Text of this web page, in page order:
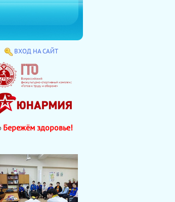
ВХОД НА САЙТ
Бережём здоровье!